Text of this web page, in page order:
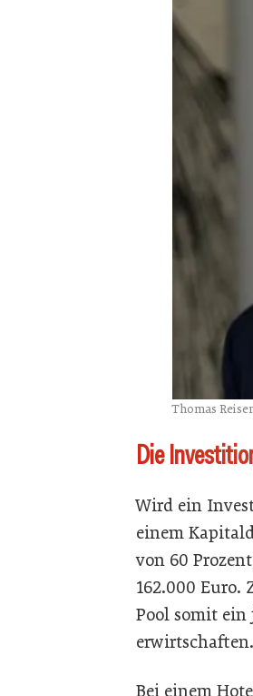
Thomas
Die
Wird ein
einem
von 60
162.000 Euro.
Pool somit ein
erwirtschaften.
Bei einem